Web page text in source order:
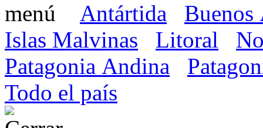
Antártida
Buenos
Islas Malvinas
Litoral
Patagonia Andina
Todo el país